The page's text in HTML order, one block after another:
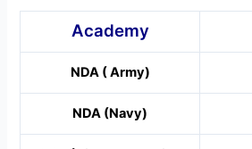
Academy
NDA ( Army)
NDA (Navy)